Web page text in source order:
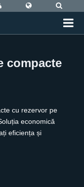
compacte
cu rezervor pe
economică
eficiența și